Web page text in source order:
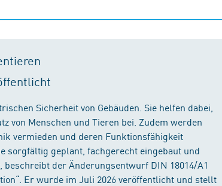
Sicherheit von Gebäuden. Sie helfen dabei,
von Menschen und Tieren bei. Zudem werden
vermieden und deren Funktionsfähigkeit
sorgfältig geplant, fachgerecht eingebaut und
der Änderungsentwurf DIN 18014/A1
Er wurde im Juli 2026 veröffentlicht und stellt